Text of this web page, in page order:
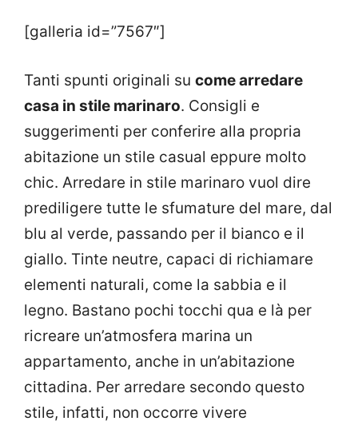
[galleria id=”7567″]
Tanti spunti originali su come arredare
casa in stile marinaro. Consigli e
suggerimenti per conferire alla propria
abitazione un stile casual eppure molto
chic. Arredare in stile marinaro vuol dire
prediligere tutte le sfumature del mare, dal
blu al verde, passando per il bianco e il
giallo. Tinte neutre, capaci di richiamare
elementi naturali, come la sabbia e il
legno. Bastano pochi tocchi qua e là per
ricreare un’atmosfera marina un
appartamento, anche in un’abitazione
cittadina. Per arredare secondo questo
stile, infatti, non occorre vivere